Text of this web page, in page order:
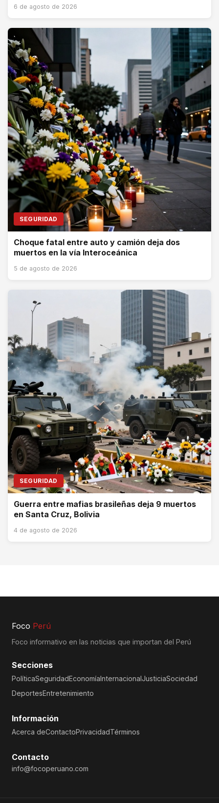
6 de agosto de 2026
SEGURIDAD
Choque fatal entre auto y camión deja dos
muertos en la vía Interoceánica
5 de agosto de 2026
SEGURIDAD
Guerra entre mafias brasileñas deja 9 muertos
en Santa Cruz, Bolivia
4 de agosto de 2026
Foco Perú
Foco informativo en las noticias que importan del Perú
Secciones
PolíticaSeguridadEconomíaInternacionalJusticiaSociedad
DeportesEntretenimiento
Información
Acerca deContactoPrivacidadTérminos
Contacto
info@focoperuano.com